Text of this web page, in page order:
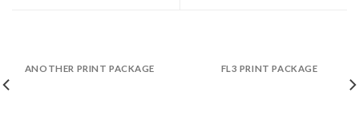
ANOTHER PRINT PACKAGE FL3 PRINT PACKAGE